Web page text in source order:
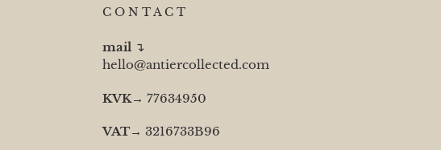
C O N T A C T
mail ↴
hello@antiercollected.com
KVK→ 77634950
VAT→ 3216733B96